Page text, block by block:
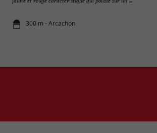
300 m - Arcachon